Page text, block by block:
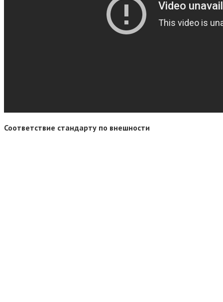
Соответствие стандарту по внешности